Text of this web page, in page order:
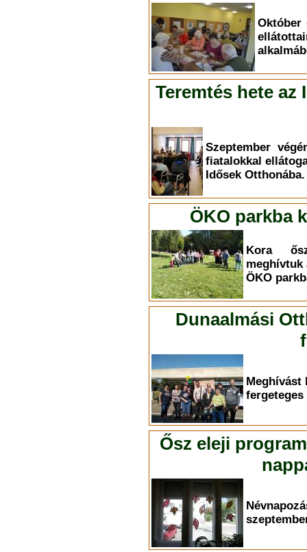
Október
Teremtés hete az
Szeptember
fiatalokkal
Idősek Otthonába.
ÖKO parkba
Kora
meghívtuk
ÖKO
Dunaalmási
Meghívást
Ősz eleji